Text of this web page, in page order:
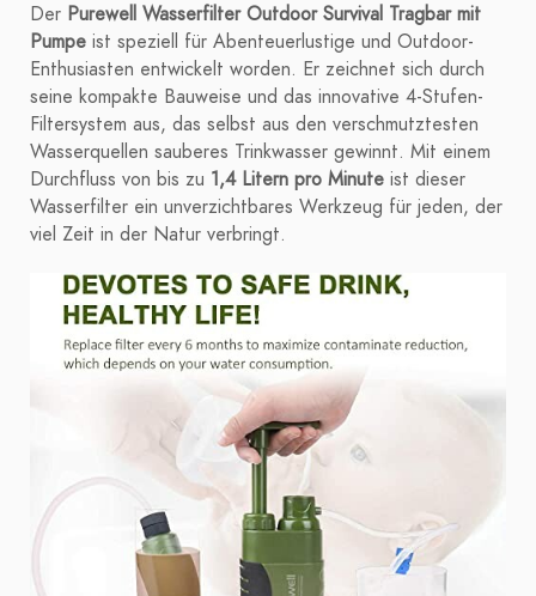
Der Purewell Wasserfilter Outdoor Survival Tragbar mit
Pumpe ist speziell für Abenteuerlustige und Outdoor-
Enthusiasten entwickelt worden. Er zeichnet sich durch
seine kompakte Bauweise und das innovative 4-Stufen-
Filtersystem aus, das selbst aus den verschmutztesten
Wasserquellen sauberes Trinkwasser gewinnt. Mit einem
Durchfluss von bis zu 1,4 Litern pro Minute ist dieser
Wasserfilter ein unverzichtbares Werkzeug für jeden, der
viel Zeit in der Natur verbringt.